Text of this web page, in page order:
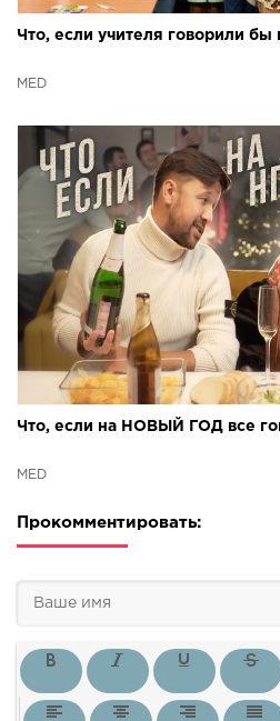
Что, если учителя говорили бы
МЁD
Что, если на НОВЫЙ ГОД все
МЁD
Прокомментировать: